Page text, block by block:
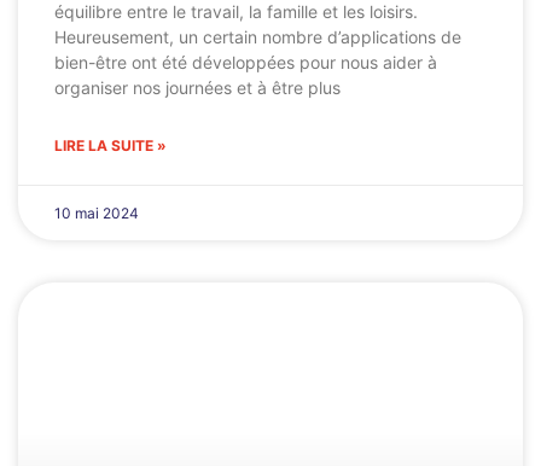
équilibre entre le travail, la famille et les loisirs.
Heureusement, un certain nombre d’applications de
bien-être ont été développées pour nous aider à
organiser nos journées et à être plus
LIRE LA SUITE »
10 mai 2024